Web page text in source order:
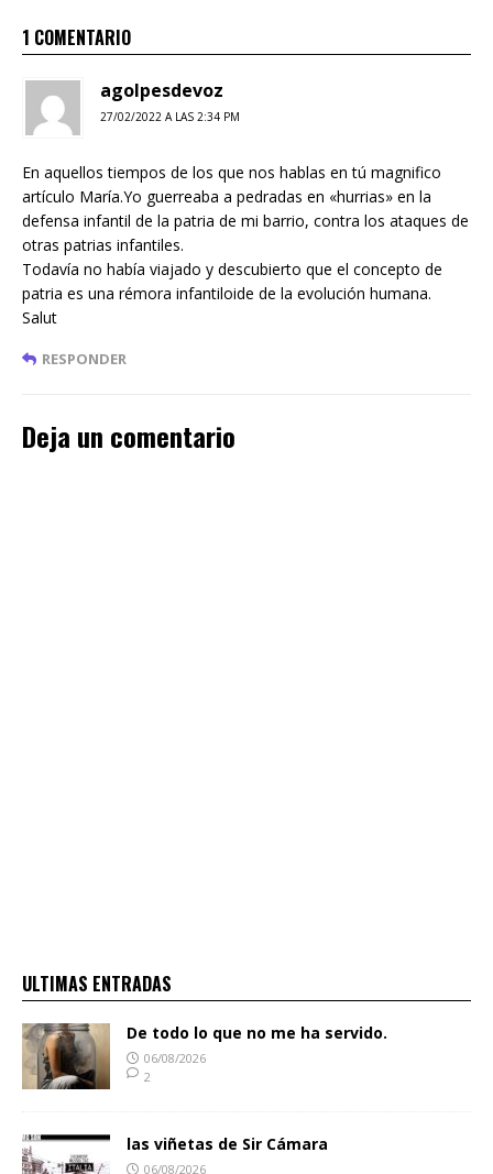
1 COMENTARIO
agolpesdevoz
27/02/2022 A LAS 2:34 PM
En aquellos tiempos de los que nos hablas en tú magnifico
artículo María.Yo guerreaba a pedradas en «hurrias» en la
defensa infantil de la patria de mi barrio, contra los ataques de
otras patrias infantiles.
Todavía no había viajado y descubierto que el concepto de
patria es una rémora infantiloide de la evolución humana.
Salut
RESPONDER
Deja un comentario
ULTIMAS ENTRADAS
De todo lo que no me ha servido.
06/08/2026
2
las viñetas de Sir Cámara
06/08/2026